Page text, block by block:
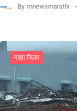
By mnewsmarathi
माझा जिल्हा